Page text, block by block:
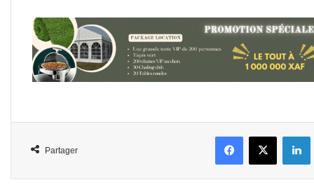
Partager
FacebookX